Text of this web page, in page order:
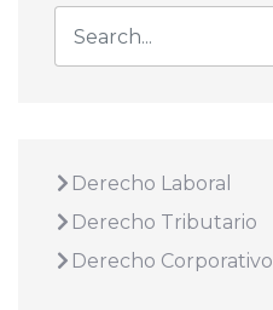
Derecho Laboral
Derecho Tributario
Derecho Corporativo